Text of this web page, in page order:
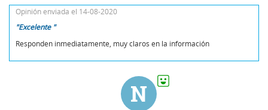
Opinión enviada el 14-08-2020
"Excelente "
Responden inmediatamente, muy claros en la información
N